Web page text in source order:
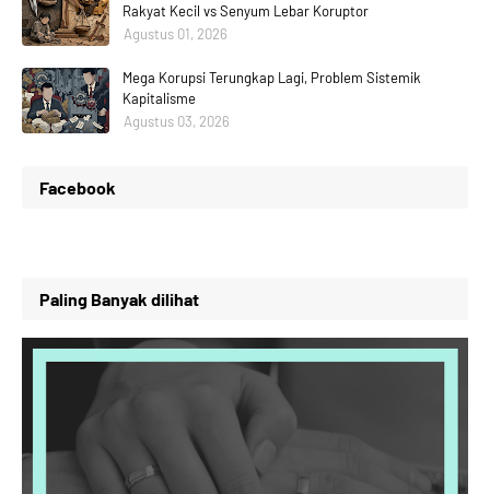
Rakyat Kecil vs Senyum Lebar Koruptor
Agustus 01, 2026
Mega Korupsi Terungkap Lagi, Problem Sistemik
Kapitalisme
Agustus 03, 2026
Facebook
Paling Banyak dilihat